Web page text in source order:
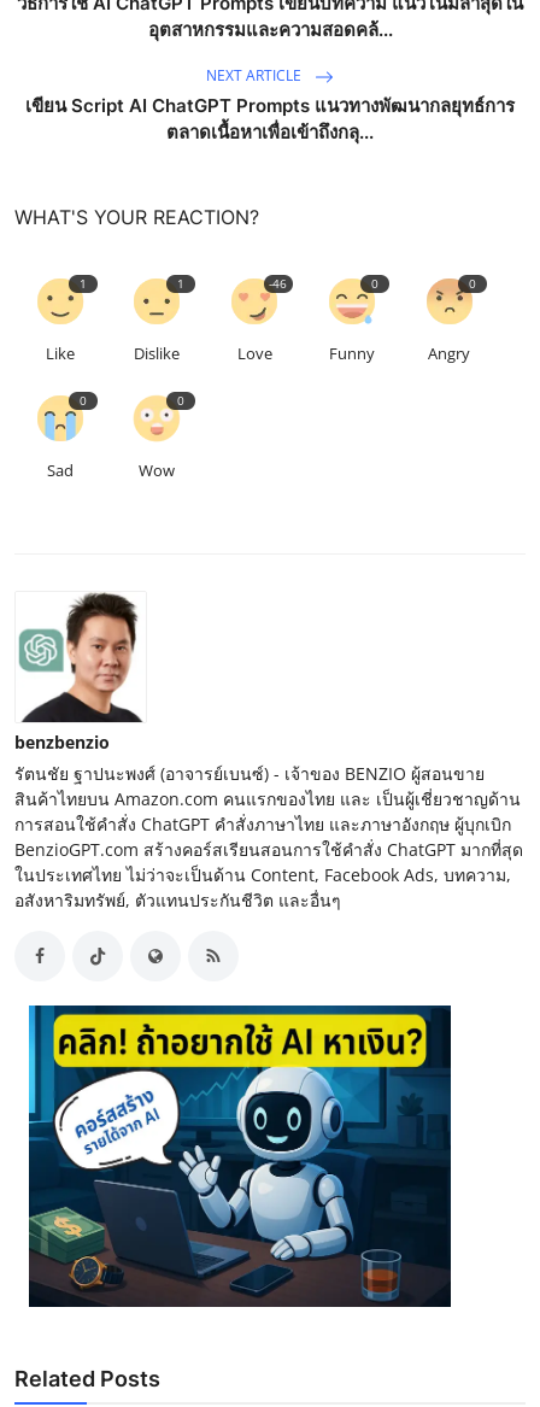
อุตสาหกรรมและความสอดคล้...
NEXT ARTICLE
เขียน Script AI ChatGPT Prompts แนวทางพัฒนากลยุทธ์การ
ตลาดเนื้อหาเพื่อเข้าถึงกลุ...
WHAT'S YOUR REACTION?
1
Like
1
Dislike
-46
Love
0
Funny
0
Angry
0
Sad
0
Wow
benzbenzio
รัตนชัย ฐาปนะพงศ์ (อาจารย์เบนซ์) - เจ้าของ BENZIO ผู้สอนขาย
สินค้าไทยบน Amazon.com คนแรกของไทย และ เป็นผู้เชี่ยวชาญด้าน
การสอนใช้คำสั่ง ChatGPT คำสั่งภาษาไทย และภาษาอังกฤษ ผู้บุกเบิก
BenzioGPT.com สร้างคอร์สเรียนสอนการใช้คำสั่ง ChatGPT มากที่สุด
ในประเทศไทย ไม่ว่าจะเป็นด้าน Content, Facebook Ads, บทความ,
อสังหาริมทรัพย์, ตัวแทนประกันชีวิต และอื่นๆ
Related Posts